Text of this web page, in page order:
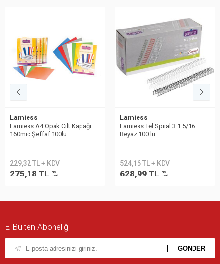
Lamiess
Lamiess A4 Opak Cilt Kapağı
160mic Şeffaf 100lü
229,32 TL + KDV
275,18 TL
KDV
DAHİL
Lamiess
Lamiess Tel Spiral 3:1 5/16
Beyaz 100 lü
524,16 TL + KDV
628,99 TL
KDV
DAHİL
E-Bülten Aboneliği